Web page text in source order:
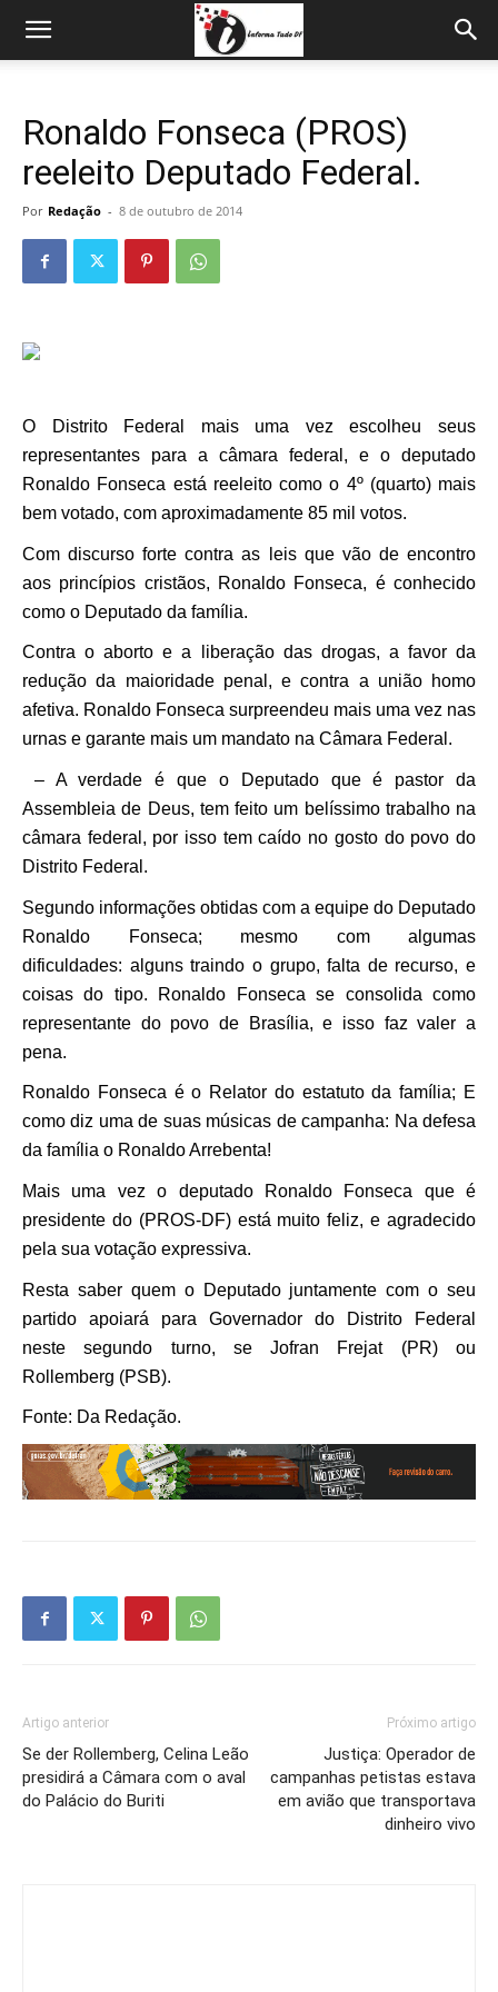
Ronaldo Fonseca (PROS)
reeleito Deputado Federal.
Por Redação - 8 de outubro de 2014
O Distrito Federal mais uma vez escolheu seus
representantes para a câmara federal, e o deputado
Ronaldo Fonseca está reeleito como o 4º (quarto) mais
bem votado, com aproximadamente 85 mil votos.
Com discurso forte contra as leis que vão de encontro
aos princípios cristãos, Ronaldo Fonseca, é conhecido
como o Deputado da família.
Contra o aborto e a liberação das drogas, a favor da
redução da maioridade penal, e contra a união homo
afetiva. Ronaldo Fonseca surpreendeu mais uma vez nas
urnas e garante mais um mandato na Câmara Federal.
– A verdade é que o Deputado que é pastor da
Assembleia de Deus, tem feito um belíssimo trabalho na
câmara federal, por isso tem caído no gosto do povo do
Distrito Federal.
Segundo informações obtidas com a equipe do Deputado
Ronaldo Fonseca; mesmo com algumas
dificuldades: alguns traindo o grupo, falta de recurso, e
coisas do tipo. Ronaldo Fonseca se consolida como
representante do povo de Brasília, e isso faz valer a
pena.
Ronaldo Fonseca é o Relator do estatuto da família; E
como diz uma de suas músicas de campanha: Na defesa
da família o Ronaldo Arrebenta!
Mais uma vez o deputado Ronaldo Fonseca que é
presidente do (PROS-DF) está muito feliz, e agradecido
pela sua votação expressiva.
Resta saber quem o Deputado juntamente com o seu
partido apoiará para Governador do Distrito Federal
neste segundo turno, se Jofran Frejat (PR) ou
Rollemberg (PSB).
Fonte: Da Redação.
Artigo anterior
Se der Rollemberg, Celina Leão
presidirá a Câmara com o aval
do Palácio do Buriti
Próximo artigo
Justiça: Operador de
campanhas petistas estava
em avião que transportava
dinheiro vivo